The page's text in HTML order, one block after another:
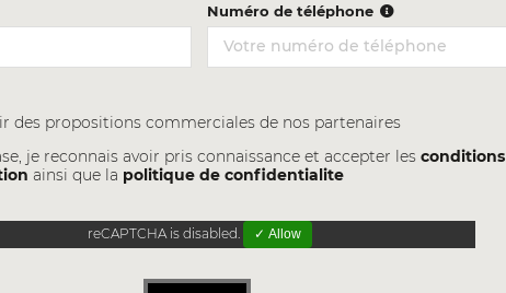
Numéro de téléphone
des propositions commerciales de nos partenaires
je reconnais avoir pris connaissance et accepter lesconditions
ainsi que la politique de confidentialite
reCAPTCHA is disabled. ✓ Allow